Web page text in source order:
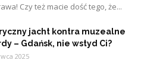
Czy też macie dość tego, że...
jacht kontra muzealne
– Gdańsk, nie wstyd Ci?
2025